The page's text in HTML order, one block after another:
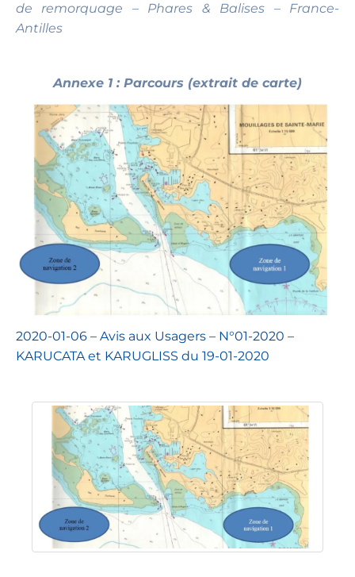
de remorquage – Phares & Balises – France-
Antilles
Annexe 1 : Parcours (extrait de carte)
2020-01-06 – Avis aux Usagers – N°01-2020 –
KARUCATA et KARUGLISS du 19-01-2020